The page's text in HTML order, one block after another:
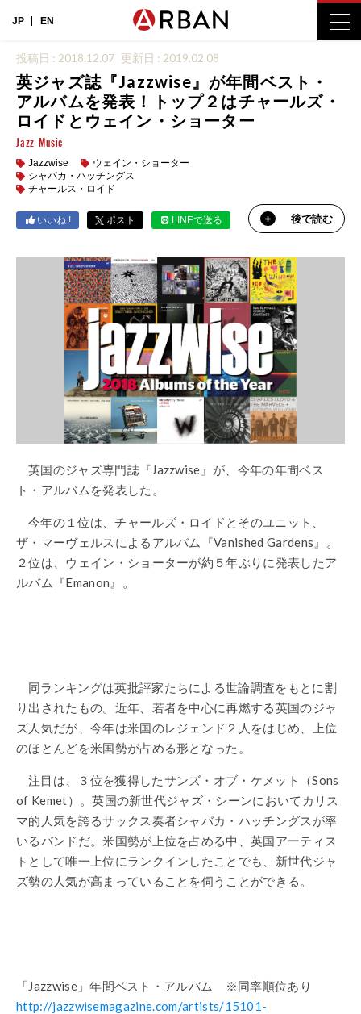
JP EN
投稿日 : 2018.12.07 更新日 : 2019.02.08
英ジャズ誌『Jazzwise』が年間ベスト・
アルバムを発表！トップ２はチャールズ・
ロイドとウェイン・ショーター
Jazz Music
Jazzwise
ウェイン・ショーター
シャバカ・ハッチングス
チャールス・ロイド
いいね ! ポスト LINEで送る 後で読む
英国のジャズ専門誌『Jazzwise』が、今年の年間ベス
ト・アルバムを発表した。
今年の１位は、チャールズ・ロイドとそのユニット、
ザ・マーヴェルスによるアルバム『Vanished Gardens』。
２位は、ウェイン・ショーターが約５年ぶりに発表したア
ルバム『Emanon』。
同ランキングは英批評家たちによる世論調査をもとに割
り出されたもの。近年、若者を中心に再燃する英国のジャ
ズ人気だが、今年は米国のレジェンド２人をはじめ、上位
のほとんどを米国勢が占める形となった。
注目は、３位を獲得したサンズ・オブ・ケメット（Sons
of Kemet）。英国の新世代ジャズ・シーンにおいてカリス
マ的人気を誇るサックス奏者シャバカ・ハッチングスが率
いるバンドだ。米国勢が上位を占める中、英国アーティス
トとして唯一上位にランクインしたことでも、新世代ジャ
ズ勢の人気が高まっていることを伺うことができる。
「Jazzwise」年間ベスト・アルバム ※同率順位あり
http://jazzwisemagazine.com/artists/15101-